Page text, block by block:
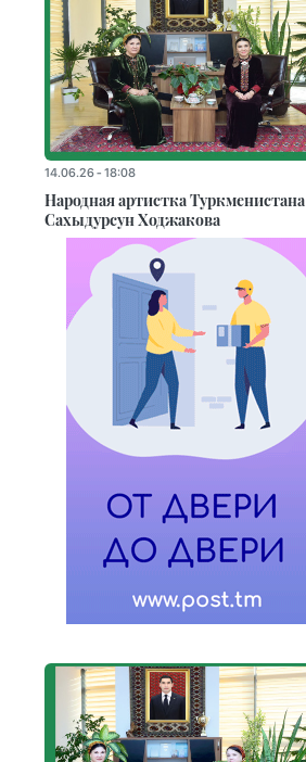
14.06.26 - 18:08
Народная артистка Туркменистана
Сахыдурсун Ходжакова